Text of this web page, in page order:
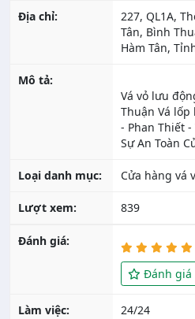
Địa chỉ:
227, QL1A,
Tân, Bình
Hàm Tân,
Mô tả:
Vá vỏ lưu
Thuận Vá lốp
- Phan Thiết -
Loại danh mục: Cửa hàng vá
Lượt xem: 839
Đánh giá:
Đánh giá
Làm việc: 24/24